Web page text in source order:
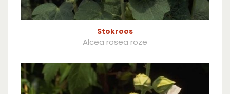
Stokroos
Alcea rosea roze